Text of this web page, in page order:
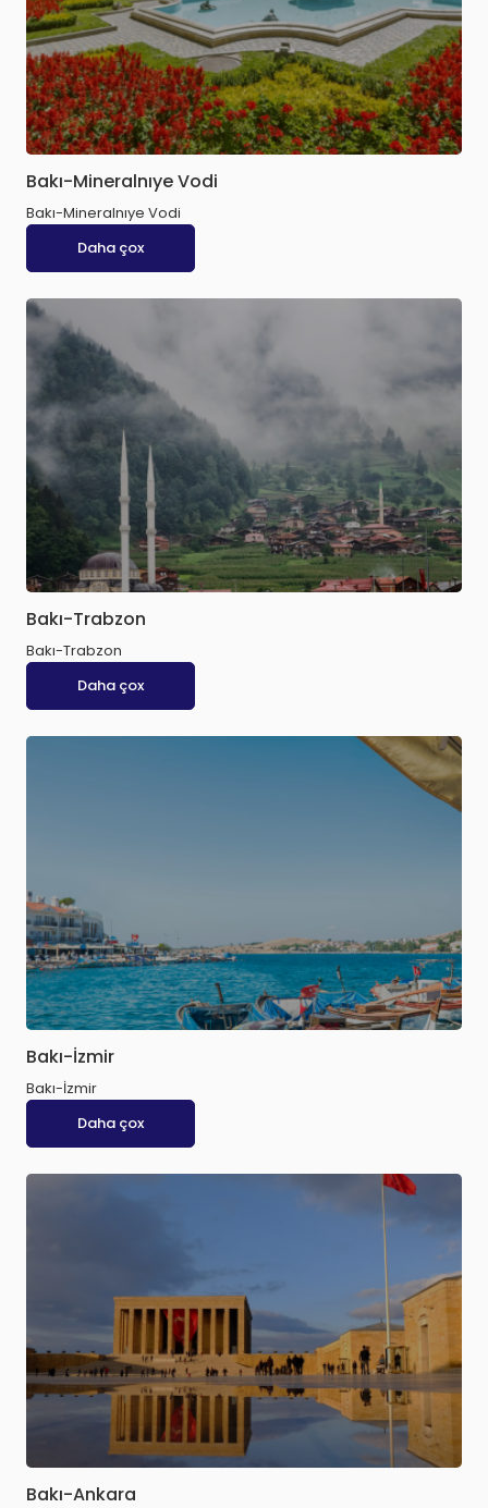
Bakı-Mineralnıye Vodi
Bakı-Mineralnıye Vodi
Daha çox
Bakı-Trabzon
Bakı-Trabzon
Daha çox
Bakı-İzmir
Bakı-İzmir
Daha çox
Bakı-Ankara